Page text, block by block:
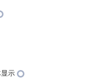
示